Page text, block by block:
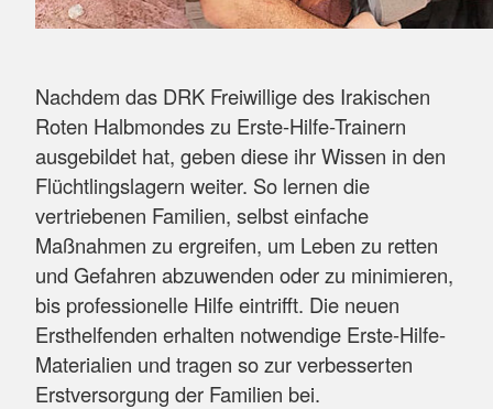
Nachdem das DRK Freiwillige des Irakischen
Roten Halbmondes zu Erste-Hilfe-Trainern
ausgebildet hat, geben diese ihr Wissen in den
Flüchtlingslagern weiter. So lernen die
vertriebenen Familien, selbst einfache
Maßnahmen zu ergreifen, um Leben zu retten
und Gefahren abzuwenden oder zu minimieren,
bis professionelle Hilfe eintrifft. Die neuen
Ersthelfenden erhalten notwendige Erste-Hilfe-
Materialien und tragen so zur verbesserten
Erstversorgung der Familien bei.